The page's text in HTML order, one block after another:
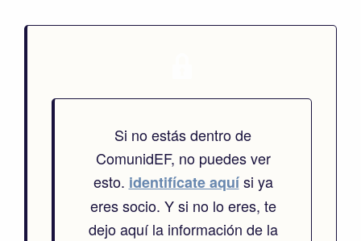
Si no estás dentro de
ComunidEF, no puedes ver
esto. identifícate aquísi ya
eres socio. Y si no lo eres, te
dejo aquí la información de la